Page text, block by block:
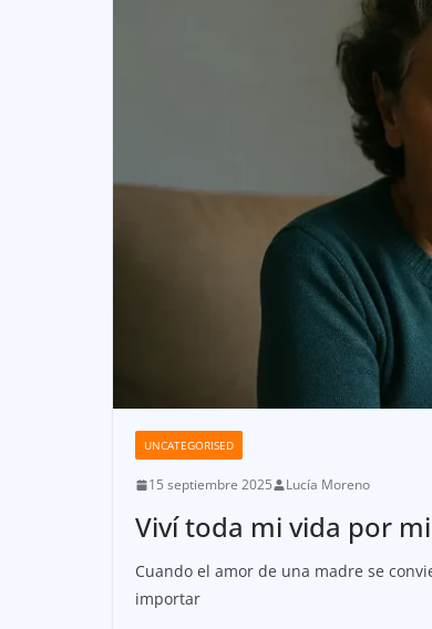
UNCATEGORISED
15 septiembre 2025 Lucía Moreno
Viví toda mi vida por
Cuando el amor de una madre se
importar